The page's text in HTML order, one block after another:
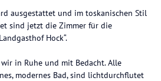
ausgestattet und im toskanischen Stil
sind jetzt die Zimmer für die
Hock“.
in Ruhe und mit Bedacht. Alle
modernes Bad, sind lichtdurchflutet